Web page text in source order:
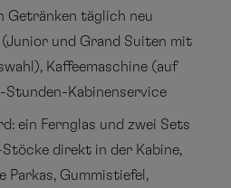
Getränken täglich neu
und Grand Suiten mit
Kaffeemaschine (auf
Stunden-Kabinenservice
ein Fernglas und zwei Sets
direkt in der Kabine,
Parkas, Gummistiefel,